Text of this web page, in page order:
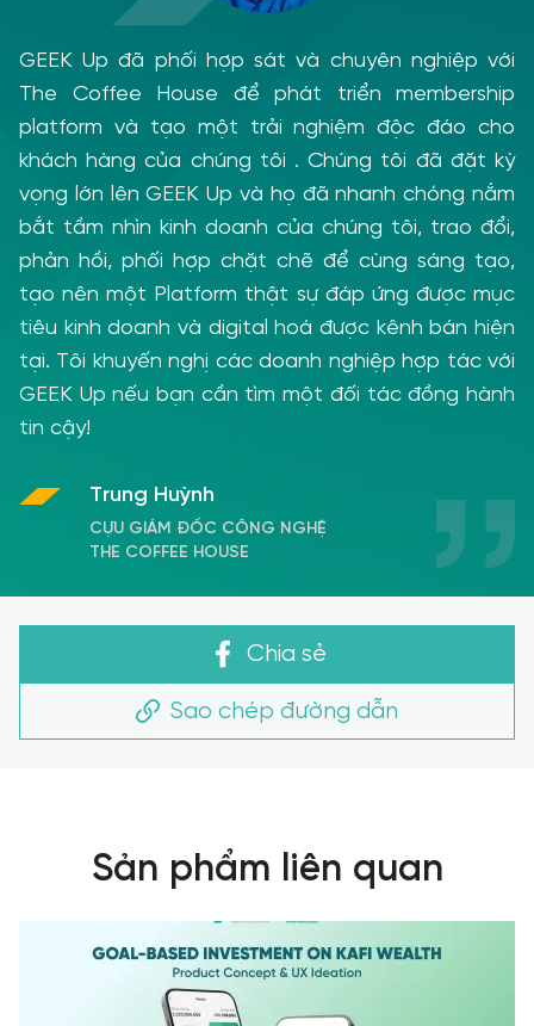
GEEK Up đã phối hợp sát và chuyên nghiệp với
The Coffee House để phát triển membership
platform và tạo một trải nghiệm độc đáo cho
khách hàng của chúng tôi . Chúng tôi đã đặt kỳ
vọng lớn lên GEEK Up và họ đã nhanh chóng nắm
bắt tầm nhìn kinh doanh của chúng tôi, trao đổi,
phản hồi, phối hợp chặt chẽ để cùng sáng tạo,
tạo nên một Platform thật sự đáp ứng được mục
tiêu kinh doanh và digital hoá được kênh bán hiện
tại. Tôi khuyến nghị các doanh nghiệp hợp tác với
GEEK Up nếu bạn cần tìm một đối tác đồng hành
tin cậy!
Trung Huỳnh
CỰU GIÁM ĐỐC CÔNG NGHỆ
THE COFFEE HOUSE
Chia sẻ
Sao chép đường dẫn
Sản phẩm liên quan